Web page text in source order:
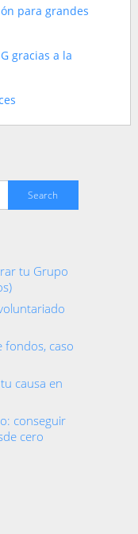
para grandes
gracias a la
tu Grupo
fondos, caso
causa en
conseguir
cero